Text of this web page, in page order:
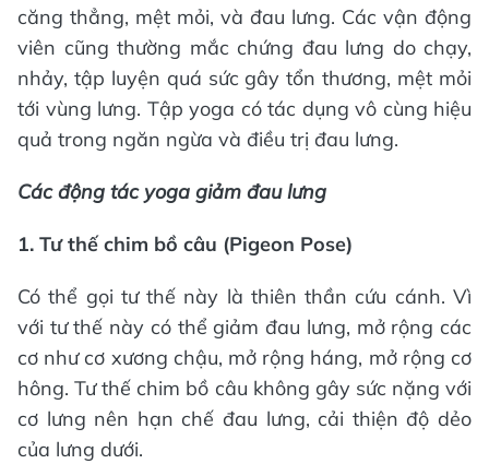
căng thẳng, mệt mỏi, và đau lưng. Các vận động
viên cũng thường mắc chứng đau lưng do chạy,
nhảy, tập luyện quá sức gây tổn thương, mệt mỏi
tới vùng lưng. Tập yoga có tác dụng vô cùng hiệu
quả trong ngăn ngừa và điều trị đau lưng.
Các động tác yoga giảm đau lưng
1. Tư thế chim bồ câu (Pigeon Pose)
Có thể gọi tư thế này là thiên thần cứu cánh. Vì
với tư thế này có thể giảm đau lưng, mở rộng các
cơ như cơ xương chậu, mở rộng háng, mở rộng cơ
hông. Tư thế chim bồ câu không gây sức nặng với
cơ lưng nên hạn chế đau lưng, cải thiện độ dẻo
của lưng dưới.